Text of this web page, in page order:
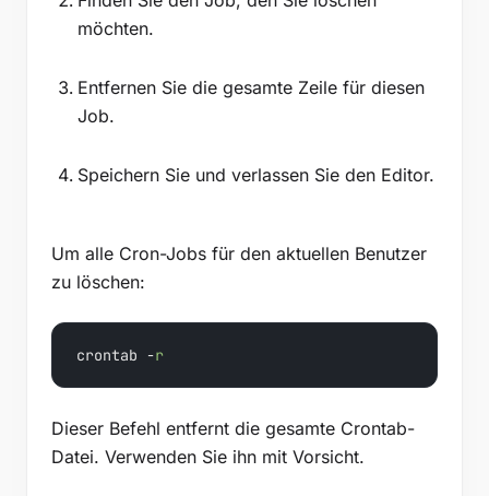
möchten.
Entfernen Sie die gesamte Zeile für diesen
Job.
Speichern Sie und verlassen Sie den Editor.
Um alle Cron-Jobs für den aktuellen Benutzer
zu löschen:
crontab -r
Dieser Befehl entfernt die gesamte Crontab-
Datei. Verwenden Sie ihn mit Vorsicht.